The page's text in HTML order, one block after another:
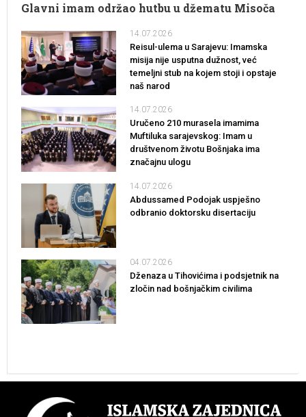
Glavni imam održao hutbu u džematu Misoča
14.07.2026
Reisul-ulema u Sarajevu: Imamska
misija nije usputna dužnost, već
temeljni stub na kojem stoji i opstaje
naš narod
14.07.2026
Uručeno 210 murasela imamima
Muftiluka sarajevskog: Imam u
društvenom životu Bošnjaka ima
značajnu ulogu
14.07.2026
Abdussamed Podojak uspješno
odbranio doktorsku disertaciju
04.07.2026
Dženaza u Tihovićima i podsjetnik na
zločin nad bošnjačkim civilima